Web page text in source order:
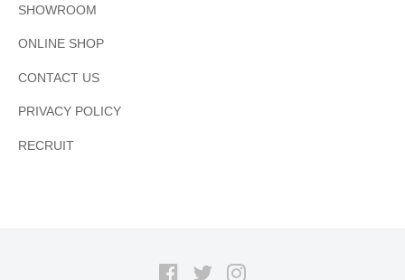
SHOWROOM
ONLINE SHOP
CONTACT US
PRIVACY POLICY
RECRUIT
Facebook
TwitterInstagram